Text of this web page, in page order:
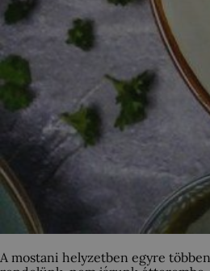
A mostani helyzetben egyre